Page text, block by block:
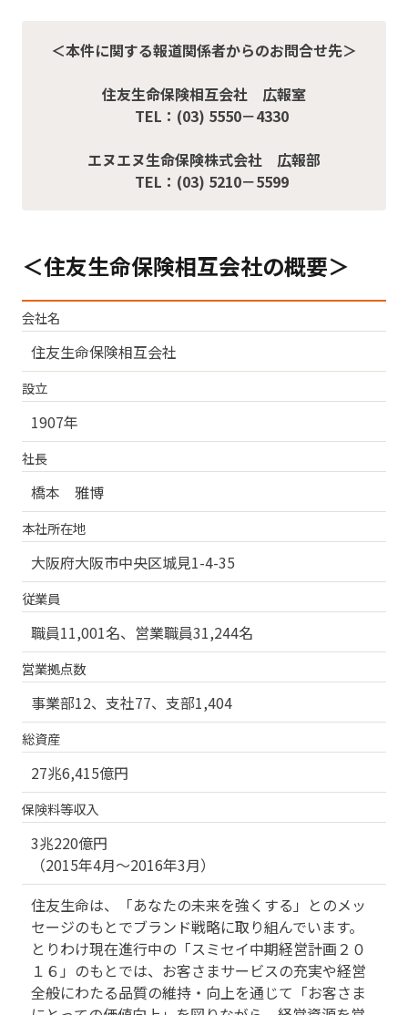
＜本件に関する報道関係者からのお問合せ先＞
住友生命保険相互会社 広報室
TEL：(03) 5550－4330
エヌエヌ生命保険株式会社 広報部
TEL：(03) 5210－5599
＜住友生命保険相互会社の概要＞
会社名
住友生命保険相互会社
設立
1907年
社長
橋本 雅博
本社所在地
大阪府大阪市中央区城見1-4-35
従業員
職員11,001名、営業職員31,244名
営業拠点数
事業部12、支社77、支部1,404
総資産
27兆6,415億円
保険料等収入
3兆220億円
（2015年4月～2016年3月）
住友生命は、「あなたの未来を強くする」とのメッ
セージのもとでブランド戦略に取り組んでいます。
とりわけ現在進行中の「スミセイ中期経営計画２０
１６」のもとでは、お客さまサービスの充実や経営
全般にわたる品質の維持・向上を通じて「お客さま